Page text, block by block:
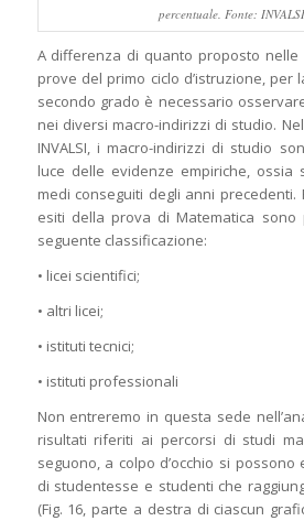
percentuale. Fonte:
A differenza di quanto proposto nelle
prove del primo ciclo d’istruzione, per
secondo grado è necessario
nei diversi macro-indirizzi di studio.
INVALSI, i macro-indirizzi di studio
luce delle evidenze empiriche, ossia
medi conseguiti degli anni precedenti.
esiti della prova di Matematica sono
seguente classificazione:
• licei scientifici;
• altri licei;
• istituti tecnici;
• istituti professionali
Non entreremo in questa sede
risultati riferiti ai percorsi di studi
seguono, a colpo d’occhio si
di studentesse e studenti che
(Fig. 16, parte a destra di ciascun